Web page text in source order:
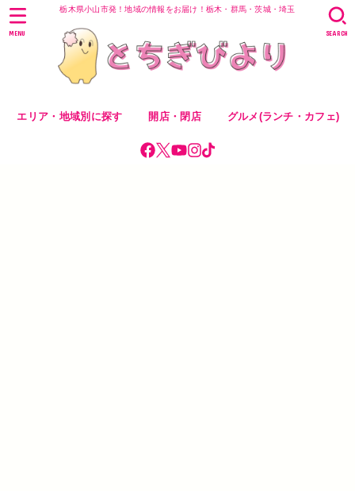
栃木県小山市発！地域の情報をお届け！栃木・群馬・茨城・埼玉
エリア・地域別に探す 開店・閉店 グルメ(ランチ・カフェ)
SEARCH
MENU